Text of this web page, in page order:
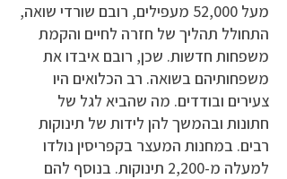
מעל 52,000 מעפילים, רובם שורדי שואה,
התחולל תהליך של חזרה לחיים והקמת
משפחות חדשות. שכן, רובם איבדו את
משפחותיהם בשואה. רב הכלואים היו
צעירים ובודדים. מה שהביא לגל של
חתונות ובהמשך להן לידות של תינוקות
רבים. במחנות המעצר בקפריסין נולדו
למעלה מ-2,200 תינוקות. בנוסף להם